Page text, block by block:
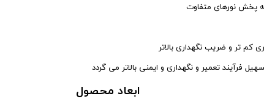
به پخش نورهای متفاوت
تر و ضریب نگهداری بالاتر
فرآیند تعمیر و نگهداری و ایمنی بالاتر می گردد
ابعاد محصول